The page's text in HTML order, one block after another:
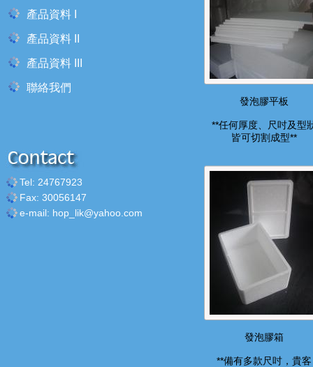
產品資料 I
產品資料 II
產品資料 III
聯絡我們
Tel: 24767923
Fax: 30056147
e-mail: hop_lik@yahoo.com
發泡膠平板
**任何厚度、尺吋及型
皆可切割成型**
發泡膠箱
**備有多款尺吋，貴客